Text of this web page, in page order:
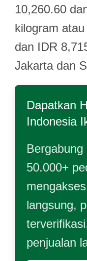
10,260.60
kilogram
dan IDR
Jakarta dan
Dapatkan
Indonesia
Bergabung
50.000+
langsung,
penjualan